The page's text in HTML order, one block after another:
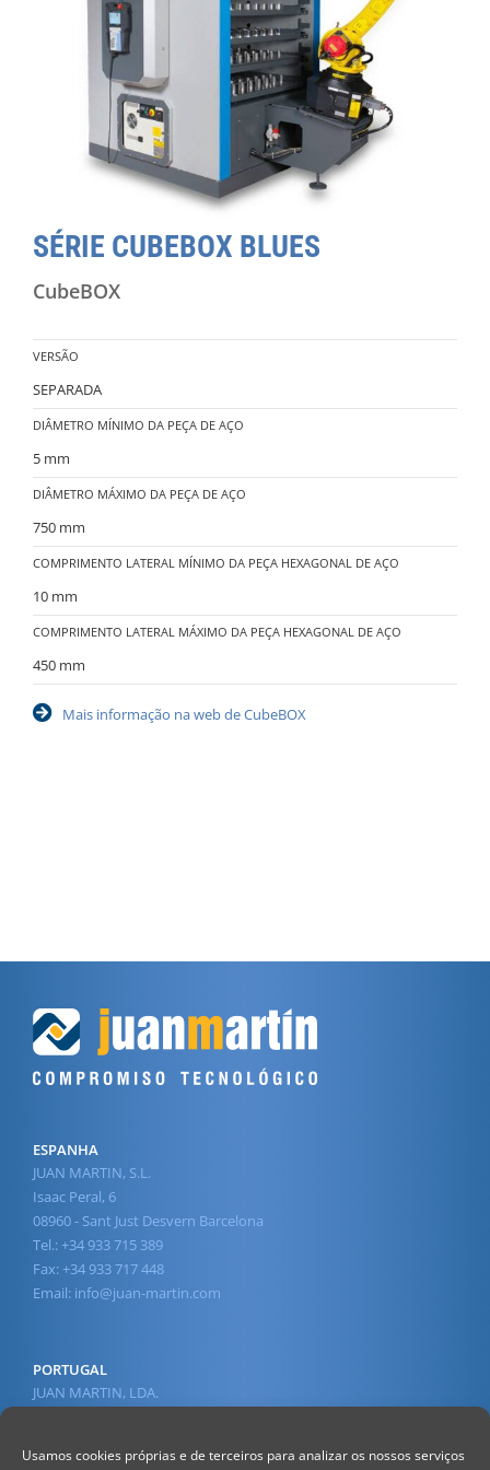
Usamos cookies próprias e de terceiros para analizar os nossos serviços
SÉRIE CUBEBOX BLUES
CubeBOX
VERSÃO
SEPARADA
DIÂMETRO MÍNIMO DA PEÇA DE AÇO
5 mm
DIÂMETRO MÁXIMO DA PEÇA DE AÇO
750 mm
COMPRIMENTO LATERAL MÍNIMO DA PEÇA HEXAGONAL DE AÇO
10 mm
COMPRIMENTO LATERAL MÁXIMO DA PEÇA HEXAGONAL DE AÇO
450 mm
Mais informação na web de CubeBOX
ESPANHA
JUAN MARTIN, S.L.
Isaac Peral, 6
08960 - Sant Just Desvern Barcelona
Tel.: +34 933 715 389
Fax: +34 933 717 448
Email: info@juan-martin.com
PORTUGAL
JUAN MARTIN, LDA.
Tel.: +351 244 568 610